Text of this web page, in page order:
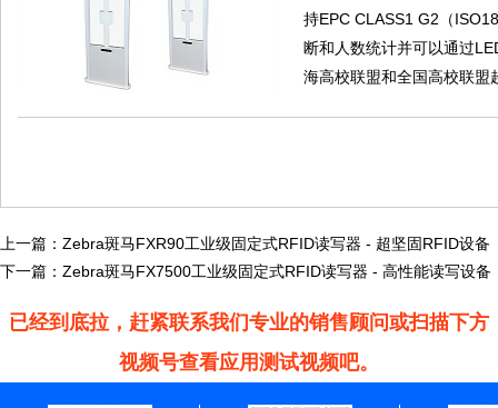
持EPC CLASS1 G2（
断和人数统计并可以通过
海高校联盟和全国高校联盟
上一篇： Zebra斑马FXR90工业级固定式RFID读写器 - 超坚固RFID设备
下一篇： Zebra斑马FX7500工业级固定式RFID读写器 - 高性能读写设备
已经到底拉，赶紧联系我们专业的销售顾问或扫描下方
视频号查看应用测试视频吧。